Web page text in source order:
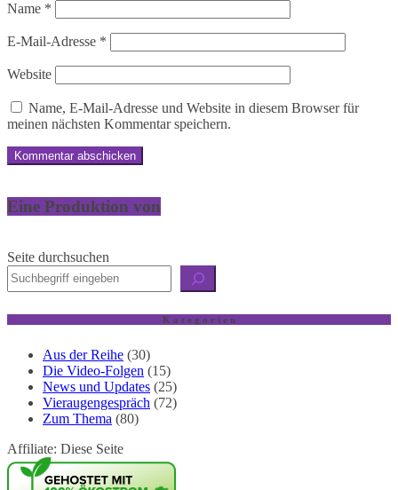
Name *
E-Mail-Adresse *
Website
Name, E-Mail-Adresse und Website in diesem Browser für
meinen nächsten Kommentar speichern.
Eine Produktion von
Seite durchsuchen
K a t e g o r i e n
Aus der Reihe (30)
Die Video-Folgen (15)
News und Updates (25)
Vieraugengespräch (72)
Zum Thema (80)
Affiliate: Diese Seite